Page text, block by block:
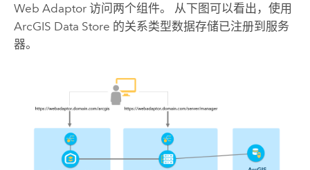
Web Adaptor 访问两个组件。 从下图可以看出，使用
ArcGIS Data Store 的关系类型数据存储已注册到服务
器。